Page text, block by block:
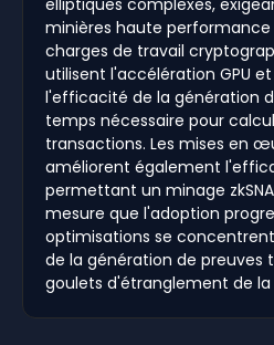
minières haute performance
charges de travail
utilisent l'accélération GPU
l'efficacité de la génération
temps nécessaire pour
transactions. Les mises en
améliorent également
permettant un minage
mesure que l'adoption
optimisations se
de la génération de preuves
goulets d'étranglement de